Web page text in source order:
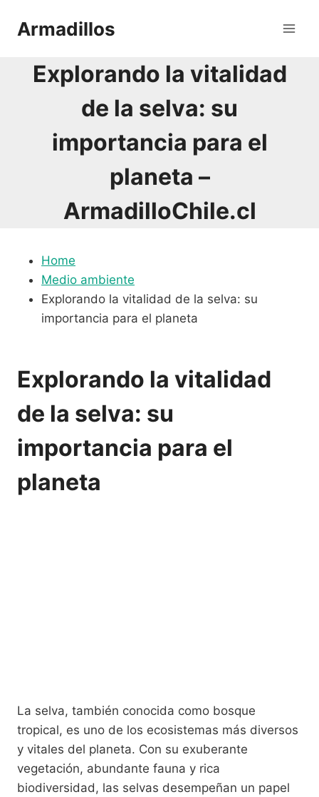
Armadillos
Explorando la vitalidad
de la selva: su
importancia para el
planeta –
ArmadilloChile.cl
Home
Medio ambiente
Explorando la vitalidad de la selva: su
importancia para el planeta
Explorando la vitalidad
de la selva: su
importancia para el
planeta
La selva, también conocida como bosque
tropical, es uno de los ecosistemas más diversos
y vitales del planeta. Con su exuberante
vegetación, abundante fauna y rica
biodiversidad, las selvas desempeñan un papel